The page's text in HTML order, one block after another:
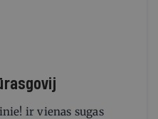
ir vienas sugas